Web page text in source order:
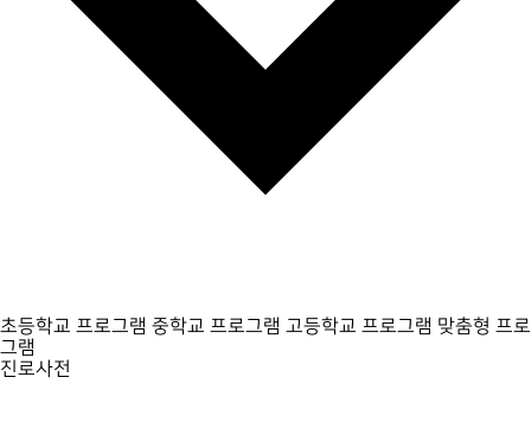
초등학교 프로그램 중학교 프로그램 고등학교 프로그램 맞춤형 프로
그램
진로사전